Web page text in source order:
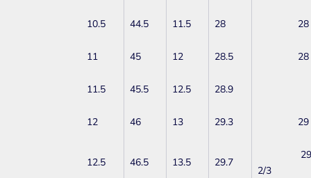
10.5 44.5 11.5 28
11 45 12 28.5
11.5 45.5 12.5 28.9
12 46 13 29.3
12.5 46.5 13.5 29.7
2/3